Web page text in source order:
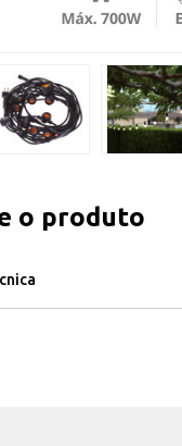
o produto